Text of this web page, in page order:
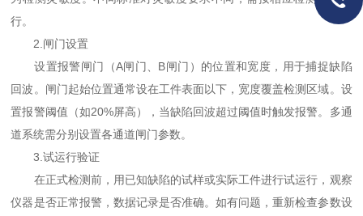
行。
2.闸门设置
设置报警闸门（A闸门、B闸门）的位置和宽度，用于捕捉缺陷
回波。闸门起始位置通常设在工件表面以下，宽度覆盖检测区域。设
置报警阈值（如20%屏高），当缺陷回波超过阈值时触发报警。多通
道系统需分别设置各通道闸门参数。
3.试运行验证
在正式检测前，用已知缺陷的试样或实际工件进行试运行，观察
仪器是否正常报警，数据记录是否准确。如有问题，重新检查参数设